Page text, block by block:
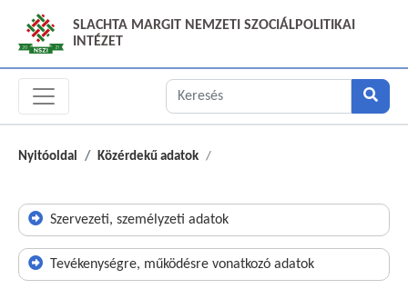
SLACHTA MARGIT NEMZETI SZOCIÁLPOLITIKAI
INTÉZET
Nyitóoldal Közérdekű adatok
Szervezeti, személyzeti adatok
Tevékenységre, működésre vonatkozó adatok